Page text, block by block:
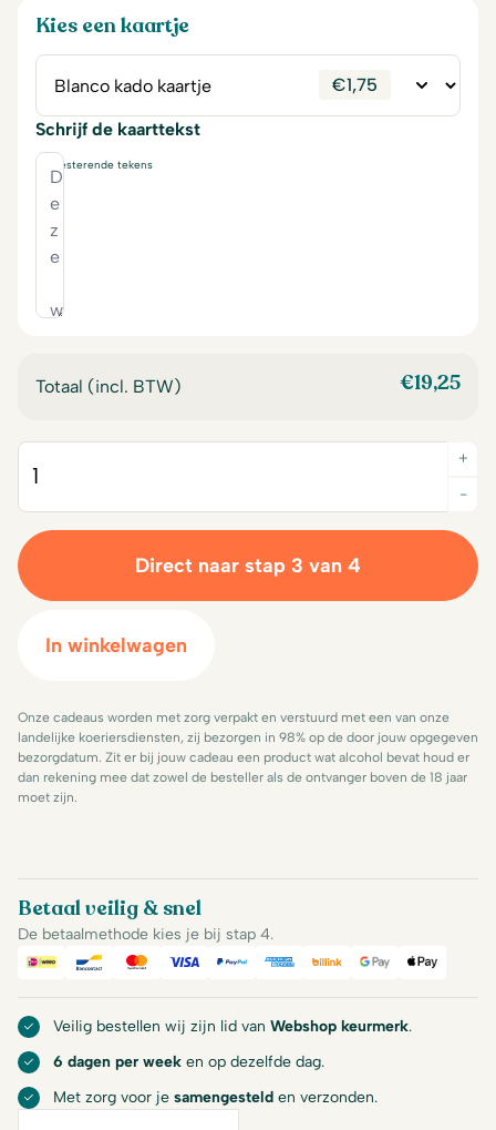
Kies een kaartje
€1,75
Schrijf de kaarttekst
resterende tekens
Totaal (incl. BTW) €19,25
-
+
Direct naar stap 3 van 4
In winkelwagen
Onze cadeaus worden met zorg verpakt en verstuurd met een van onze
landelijke koeriersdiensten, zij bezorgen in 98% op de door jouw opgegeven
bezorgdatum. Zit er bij jouw cadeau een product wat alcohol bevat houd er
dan rekening mee dat zowel de besteller als de ontvanger boven de 18 jaar
moet zijn.
Betaal veilig & snel
De betaalmethode kies je bij stap 4.
iDeal Bancontact
Mastercard
Visa PayPalAmerican Express
BillinkGoogle Pay
Apple
Veilig bestellen wij zijn lid van Webshop keurmerk.
6 dagen per week en op dezelfde dag.
Met zorg voor je samengesteld en verzonden.